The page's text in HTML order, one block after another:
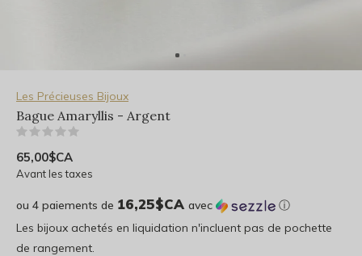
Les Précieuses Bijoux
Bague Amaryllis - Argent
65,00$CA
Avant les taxes
ou 4 paiements de 16,25$CA avec
ⓘ
Les bijoux achetés en liquidation n'incluent pas de pochette
de rangement.